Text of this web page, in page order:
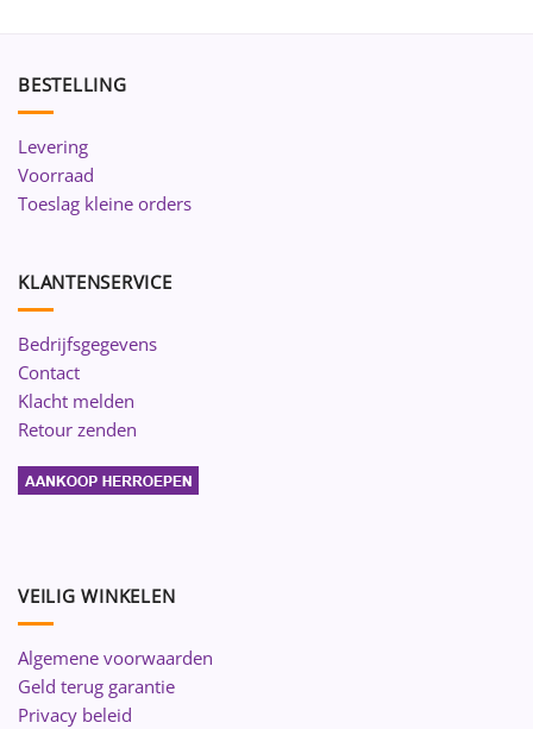
BESTELLING
Levering
Voorraad
Toeslag kleine orders
KLANTENSERVICE
Bedrijfsgegevens
Contact
Klacht melden
Retour zenden
VEILIG WINKELEN
Algemene voorwaarden
Geld terug garantie
Privacy beleid